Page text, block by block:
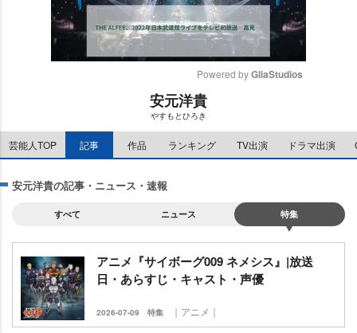
e
Powered by GliaStudios
安元洋貴
すもとひろき
芸能人TOP 記事 作品 ランキング TV出演 ドラマ出演
安元洋貴の記事・ニュース・速報
すべて ニュース 特集
アニメ『サイボーグ009 ネメシス』|放送
日・あらすじ・キャスト・声優
2026-07-09 特集 ｜アニメ｜